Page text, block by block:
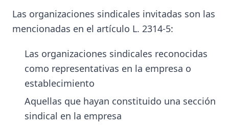
Las organizaciones sindicales invitadas son las
mencionadas en el artículo L. 2314-5:
Las organizaciones sindicales reconocidas
como representativas en la empresa o
establecimiento
Aquellas que hayan constituido una sección
sindical en la empresa